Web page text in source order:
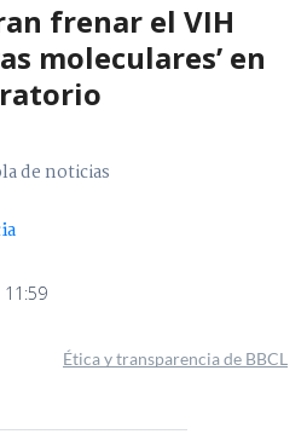
frenar el VIH
moleculares’ en
de noticias
Ética y transparencia de BBCL